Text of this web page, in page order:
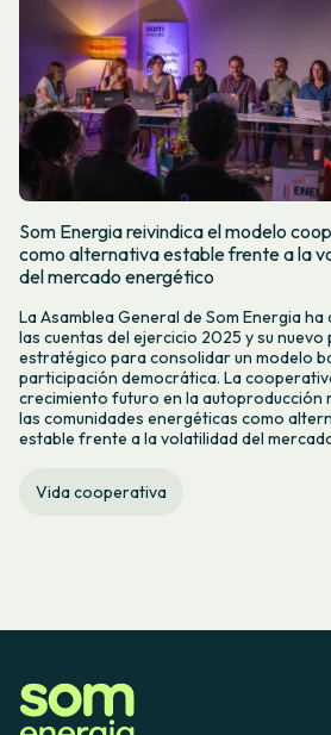
Som Energia reivindica el modelo
como alternativa estable frente a la
del mercado energético
La Asamblea General de Som Energia
las cuentas del ejercicio 2025 y su nuevo
estratégico para consolidar un modelo
participación democrática. La
crecimiento futuro en la autoproducción
las comunidades energéticas como
estable frente a la volatilidad del
Vida cooperativa